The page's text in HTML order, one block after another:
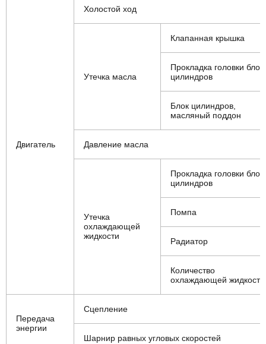
Двигатель
Холостой ход
Утечка масла
Клапанная крышка
Прокладка головки
цилиндров
Блок цилиндров,
масляный поддон
Давление масла
Утечка
охлаждающей
жидкости
Прокладка головки
цилиндров
Помпа
Радиатор
Количество
охлаждающей жидкости
Передача
энергии
Сцепление
Шарнир равных угловых скоростей